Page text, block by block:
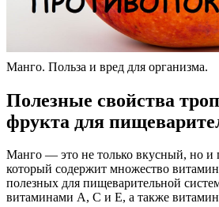
Манго. Польза и вред для организма.
Полезные свойства
фрукта для
Манго — это не только вкусный, но и
который содержит множество
полезных для пищеварительной
витаминами A, C и E, а также